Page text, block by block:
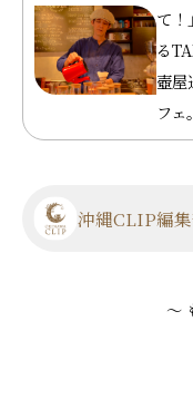
て！
る
壺屋
フェ。
沖縄CLIP編
～